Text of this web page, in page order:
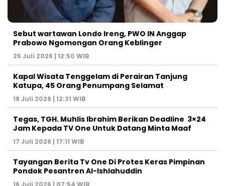
Sebut wartawan Londo Ireng, PWO IN Anggap
Prabowo Ngomongan Orang Keblinger
25 Juli 2026 | 12:50 WIB
Kapal Wisata Tenggelam di Perairan Tanjung
Katupa, 45 Orang Penumpang Selamat
18 Juli 2026 | 12:31 WIB
Tegas, TGH. Muhlis Ibrahim Berikan Deadline 3×24
Jam Kepada TV One Untuk Datang Minta Maaf
17 Juli 2026 | 17:11 WIB
Tayangan Berita Tv One Di Protes Keras Pimpinan
Pondok Pesantren Al-Ishlahuddin
16 Juli 2026 | 07:54 WIB